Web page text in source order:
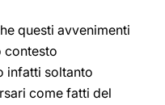
questi avvenimenti
contesto
infatti soltanto
come fatti del